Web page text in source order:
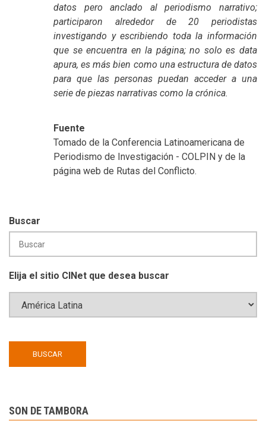
datos pero anclado al periodismo narrativo;
participaron alrededor de 20 periodistas
investigando y escribiendo toda la información
que se encuentra en la página; no solo es data
apura, es más bien como una estructura de datos
para que las personas puedan acceder a una
serie de piezas narrativas como la crónica.
Fuente
Tomado de la Conferencia Latinoamericana de
Periodismo de Investigación - COLPIN y de la
página web de Rutas del Conflicto.
Buscar
Elija el sitio CINet que desea buscar
SON DE TAMBORA